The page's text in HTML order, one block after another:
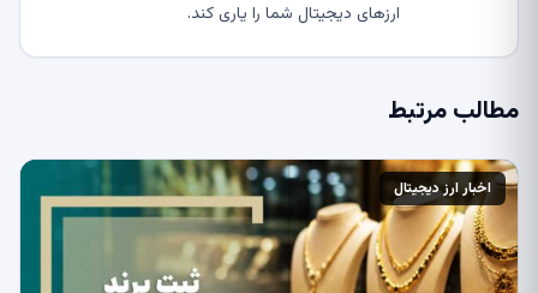
ارزهای دیجیتال شما را یاری کند.
مطالب مرتبط
اخبار ارز دیجیتال